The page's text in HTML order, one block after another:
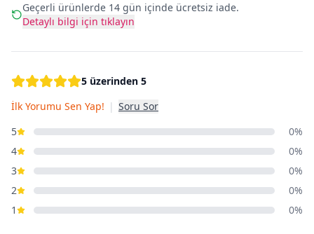
Geçerli ürünlerde 14 gün içinde ücretsiz iade.
Detaylı bilgi için tıklayın
5 üzerinden 5
İlk Yorumu Sen Yap! | Soru Sor
5
0%
4
0%
3
0%
2
0%
1
0%